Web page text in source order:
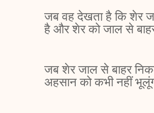
जब वह देखता है कि शेर
है और शेर को जाल से
जब शेर जाल से बाहर
अहसान को कभी नहीं